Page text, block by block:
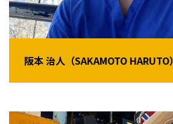
阪本 治人（SAKAMOTO HARUTO）